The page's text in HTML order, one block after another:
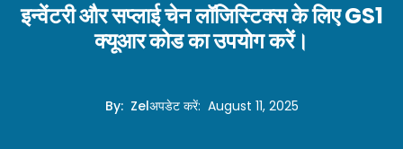
इन्वेंटरी और सप्लाई चेन लॉजिस्टिक्स के लिए GS1
क्यूआर कोड का उपयोग करें।
By: Zelअपडेट करें: August 11, 2025